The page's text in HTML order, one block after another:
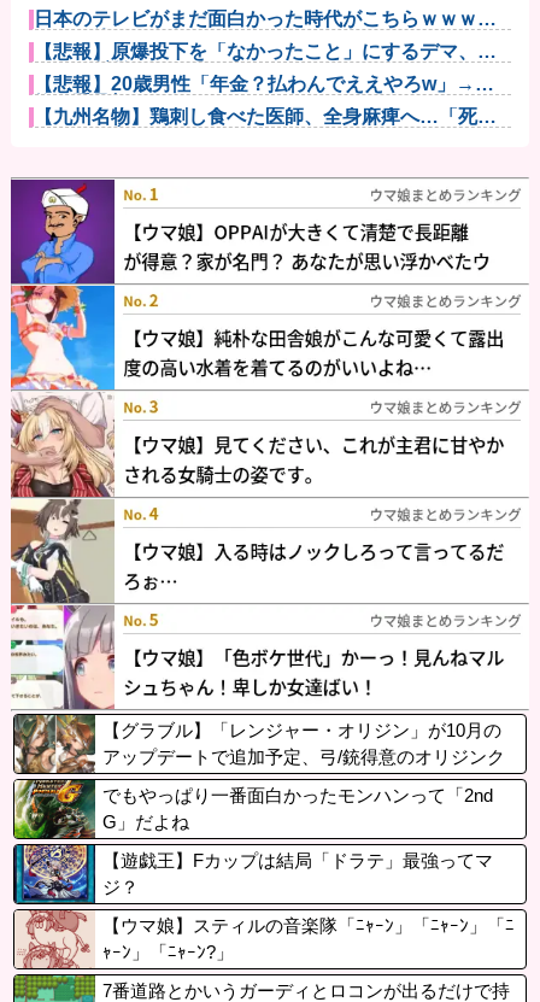
女ｗｗｗｗｗ...
日本のテレビがまだ面白かった時代がこちらｗｗｗｗ
ｗｗｗ他
【悲報】原爆投下を「なかったこと」にするデマ、
SNSで拡散さ...
【悲報】20歳男性「年金？払わんでええやろw」→事
故で手足切...
【九州名物】鶏刺し食べた医師、全身麻痺へ…「死ん
【グラブル】「レンジャー・オリジン」が10月の
アップデートで追加予定、弓/銃得意のオリジンク
ラス
でもやっぱり一番面白かったモンハンって「2nd
G」だよね
【遊戯王】Fカップは結局「ドラテ」最強ってマ
ジ？
【ウマ娘】スティルの音楽隊「ﾆｬｰﾝ」「ﾆｬｰﾝ」「ﾆ
ｬｰﾝ」「ﾆｬｰﾝ?」
7番道路とかいうガーディとロコンが出るだけで持